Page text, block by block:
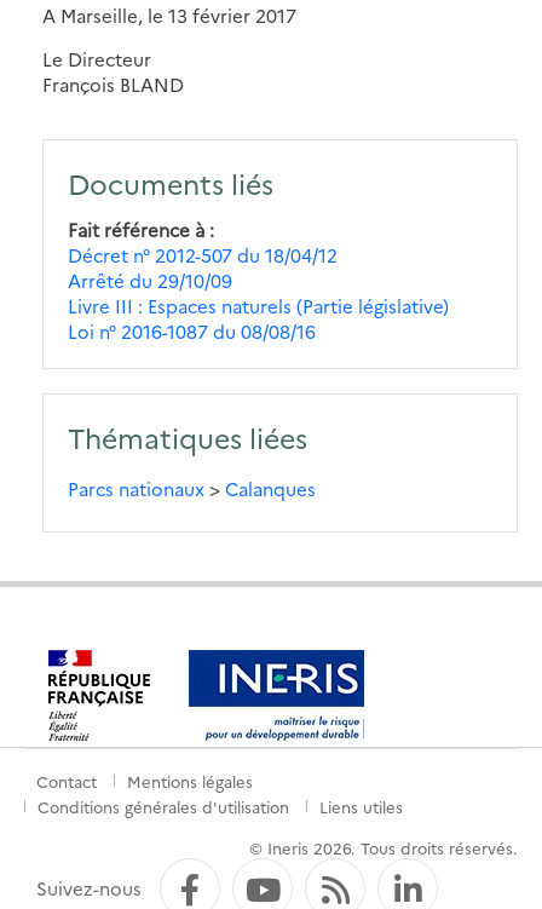
A Marseille, le 13 février 2017
Le Directeur
François BLAND
Documents liés
Fait référence à
Décret n° 2012-507 du 18/04/12
Arrêté du 29/10/09
Livre III : Espaces naturels (Partie législative)
Loi n° 2016-1087 du 08/08/16
Thématiques liées
Parcs nationaux>Calanques
Menu
pied
Contact
Mentions légales
Conditions générales d'utilisation
Liens utiles
© Ineris 2026. Tous droits réservés.
Suivez-nous FacebookYouTube
Flux RSS